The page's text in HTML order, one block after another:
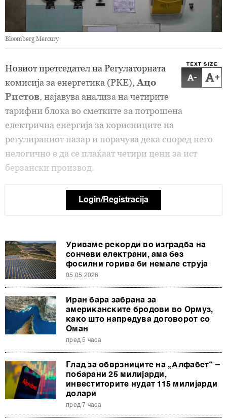
Bloomberg Mercury
TEXT SIZE
- +
Новиот претседател на Регулаторната
комисија за енергетика (РКЕ), Ацо
Ристов, најавува анализа на четирите
тарифни блока во сметките за потрошена
електрична енергија за корисниците на
регулираниот пазар и порачува дека според него
нелогично е да се плаќаат четири цени за ист
берзански производ.
Login/Registracija
Уриваме рекорди во изградба на
сончеви електрани, ама без
фосилни горива би немале струја
05.05.2026
Иран бара забрана за
американските бродови во Ормуз,
како што напредува договорот со
Оман
пред 5 часа
Глад за обврзниците на „Алфабет“ –
побарани 25 милијарди,
инвеститорите нудат 115 милијарди
долари
пред 7 часа